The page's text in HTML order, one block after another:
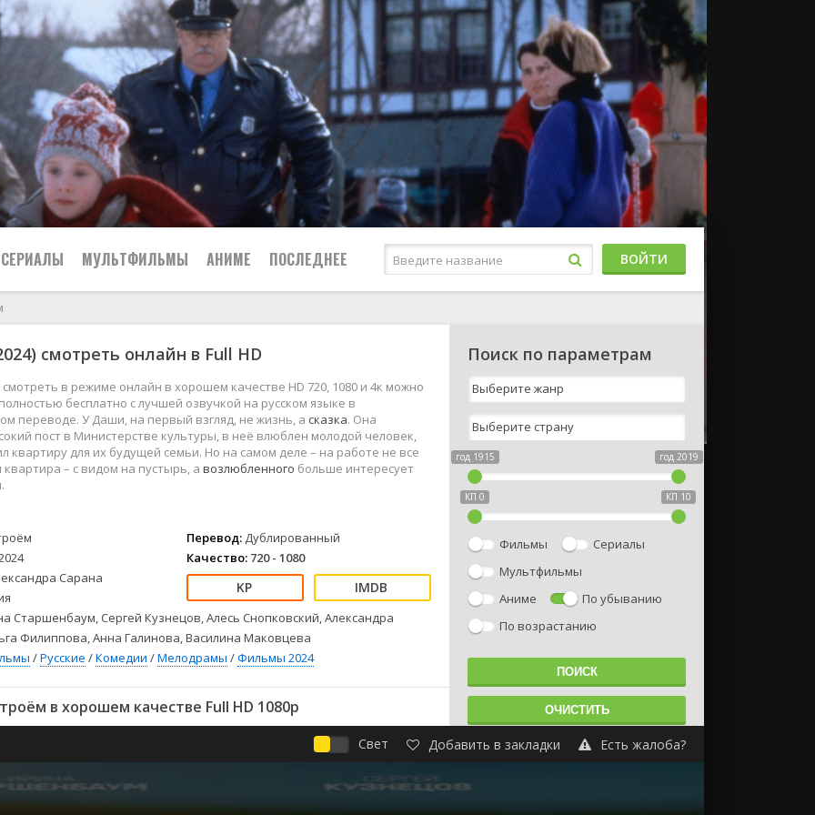
Боевики
Военные
Детективы
Детские
Драмы
Комедии
Приключения
Семейные
Спорт
Триллеры
СЕРИАЛЫ МУЛЬТФИЛЬМЫ АНИМЕ ПОСЛЕДНЕЕ
2024
2023
2022
2021
Зарубежные
Фильмы из соцетей
ВОЙТИ
смотреть онлайн в Full HD
смотреть в режиме онлайн в хорошем качестве HD 720, 1080 и 4к можно
бесплатно с лучшей озвучкой на русском языке в
переводе. У Даши, на первый взгляд, не жизнь, а сказка. Она
пост в Министерстве культуры, в неё влюблен молодой человек,
квартиру для их будущей семьи. Но на самом деле – на работе не все
квартира – с видом на пустырь, а возлюбленного больше интересует
Сарана
Перевод: Дублированный
Качество: 720 - 1080
Старшенбаум, Сергей Кузнецов, Алесь Снопковский, Александра
Филиппова, Анна Галинова, Василина Маковцева
/Русские /Комедии /Мелодрамы /Фильмы 2024
в хорошем качестве Full HD 1080p
Поиск по параметрам
год 1915 год 2019
КП 0 КП 10
Фильмы
Сериалы
Мультфильмы
Аниме
По убыванию
По возрастанию
Свет Добавить в закладки Есть жалоба?